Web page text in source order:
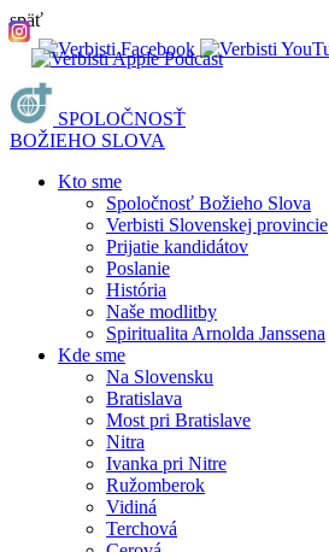
späť
SPOLOČNOSŤ
BOŽIEHO SLOVA
Kto sme
Spoločnosť Božieho Slova
Verbisti Slovenskej provincie
Prijatie kandidátov
Poslanie
História
Naše modlitby
Spiritualita Arnolda Janssena
Kde sme
Na Slovensku
Bratislava
Most pri Bratislave
Nitra
Ivanka pri Nitre
Ružomberok
Vidiná
Terchová